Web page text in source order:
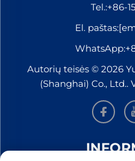
Tel.:+86-
El. paštas:
WhatsApp:
Autorių teisės © 2026
(Shanghai) Co., Ltd..